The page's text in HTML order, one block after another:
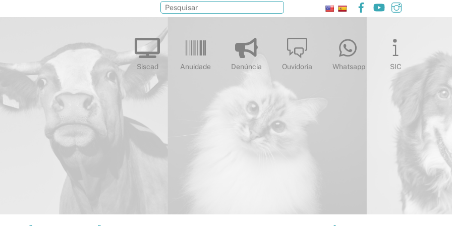
Facebook
YouTube
Siscad Anuidade Denúncia Ouvidoria Whatsapp SIC